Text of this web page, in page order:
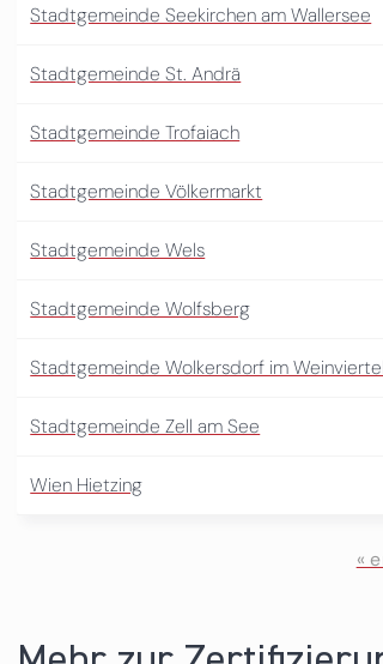
Stadtgemeinde Seekirchen am Wallersee
Stadtgemeinde St. Andrä
Stadtgemeinde Trofaiach
Stadtgemeinde Völkermarkt
Stadtgemeinde Wels
Stadtgemeinde Wolfsberg
Stadtgemeinde Wolkersdorf im Weinviertel
Stadtgemeinde Zell am See
Wien Hietzing
«